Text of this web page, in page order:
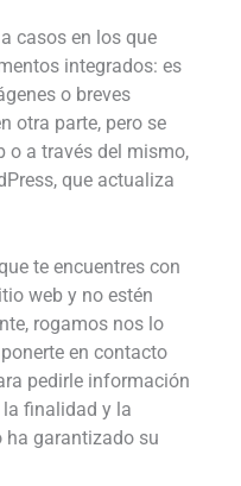
casos en los que
integrados: es
o breves
otra parte, pero se
o a través del mismo,
que actualiza
te encuentres con
web y no estén
rogamos nos lo
en contacto
pedirle información
la finalidad y la
ha garantizado su